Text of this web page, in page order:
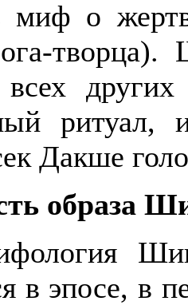
миф о
всех
ритуал,
Дакше
образа
в эпосе, в